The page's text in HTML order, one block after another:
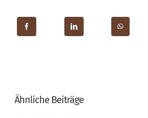
Ähnliche Beiträge